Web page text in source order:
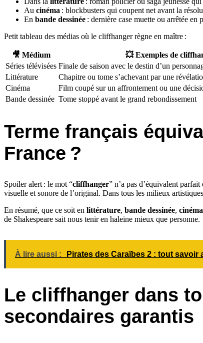
Au cinéma : blockbusters qui coupent net avant la
En bande dessinée : dernière case muette ou arrêtée
Petit tableau des médias où le cliffhanger règne en maître :
🎥 Médium
💥 Exemples de
Séries télévisées Finale de saison avec le destin d’un
Littérature
Chapitre ou tome s’achevant par une
Cinéma
Film coupé sur un affrontement ou une
Bande dessinée Tome stoppé avant le grand rebondissement
Terme français
France ?
Spoiler alert : le mot “cliffhanger” n’a pas d’équivalent
visuelle et sonore de l’original. Dans tous les milieux
En résumé, que ce soit en littérature, bande dessinée, cinéma
de Shakespeare sait nous tenir en haleine mieux que personne.
À lire aussi : Pirates des Caraïbes 2 : tout savoir
Le cliffhanger dans
secondaires garantis